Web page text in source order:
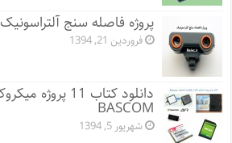
پروژه فاصله سنج آلتراسونیک
فروردین 21, 1394
BASCOM
شهریور 5, 1394